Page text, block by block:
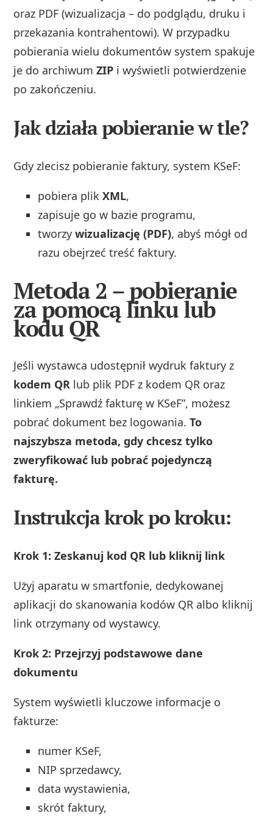
oraz PDF (wizualizacja – do podglądu, druku i
przekazania kontrahentowi). W przypadku
pobierania wielu dokumentów system spakuje
je do archiwumZIP i wyświetli potwierdzenie
po zakończeniu.
Jak działa pobieranie w tle?
Gdy zlecisz pobieranie faktury, system KSeF:
pobiera plikXML,
zapisuje go w bazie programu,
tworzywizualizację (PDF), abyś mógł od
razu obejrzeć treść faktury.
Metoda 2 – pobieranie
za pomocą linku lub
kodu QR
Jeśli wystawca udostępnił wydruk faktury z
kodem QR lub plik PDF z kodem QR oraz
linkiem „Sprawdź fakturę w KSeF”, możesz
pobrać dokument bez logowania.To
najszybsza metoda, gdy chcesz tylko
zweryfikować lub pobrać pojedynczą
fakturę.
Instrukcja krok po kroku:
Krok 1: Zeskanuj kod QR lub kliknij link
Użyj aparatu w smartfonie, dedykowanej
aplikacji do skanowania kodów QR albo kliknij
link otrzymany od wystawcy.
Krok 2: Przejrzyj podstawowe dane
dokumentu
System wyświetli kluczowe informacje o
fakturze:
numer KSeF,
NIP sprzedawcy,
data wystawienia,
skrót faktury,